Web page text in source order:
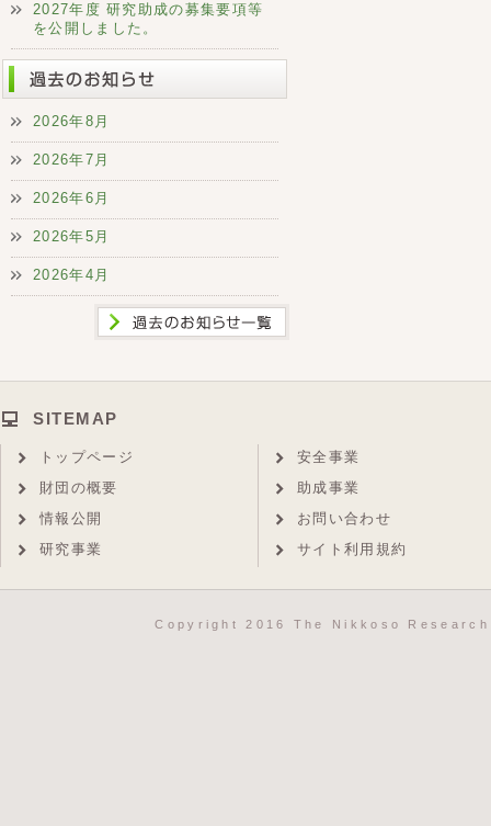
2027年度 研究助成の募集要項等
を公開しました。
2026年8月
2026年7月
2026年6月
2026年5月
2026年4月
SITEMAP
トップページ
財団の概要
情報公開
研究事業
安全事業
助成事業
お問い合わせ
サイト利用規約
Copyright 2016 The Nikkoso